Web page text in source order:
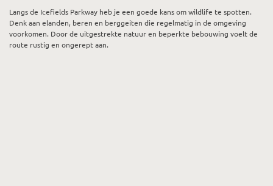
Langs de Icefields Parkway heb je een goede kans om wildlife te spotten.
Denk aan elanden, beren en berggeiten die regelmatig in de omgeving
voorkomen. Door de uitgestrekte natuur en beperkte bebouwing voelt de
route rustig en ongerept aan.